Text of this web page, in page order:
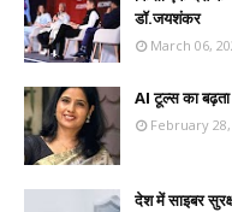
डॉ.जयशंकर
March 06,
AI टूल्स का बढ़ता
February
देश में साइबर